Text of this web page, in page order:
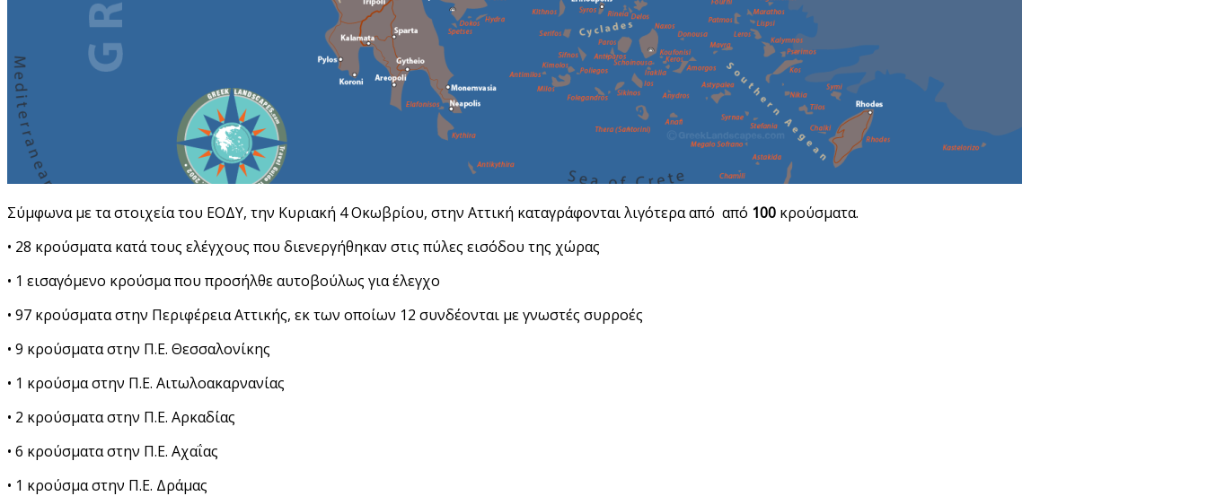
Σύμφωνα με τα στοιχεία του ΕΟΔΥ, την Κυριακή 4 Οκωβρίου, στην Αττική καταγράφονται λιγότερα από από 100 κρούσματα.
• 28 κρούσματα κατά τους ελέγχους που διενεργήθηκαν στις πύλες εισόδου της χώρας
• 1 εισαγόμενο κρούσμα που προσήλθε αυτοβούλως για έλεγχο
• 97 κρούσματα στην Περιφέρεια Αττικής, εκ των οποίων 12 συνδέονται με γνωστές συρροές
• 9 κρούσματα στην Π.Ε. Θεσσαλονίκης
• 1 κρούσμα στην Π.Ε. Αιτωλοακαρνανίας
• 2 κρούσματα στην Π.Ε. Αρκαδίας
• 6 κρούσματα στην Π.Ε. Αχαΐας
• 1 κρούσμα στην Π.Ε. Δράμας